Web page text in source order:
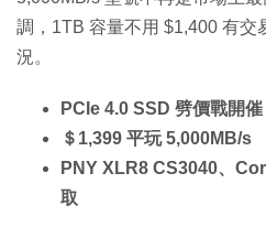
調，1TB 容量不用 $1,400 有交
況。
PCIe 4.0 SSD 劈價戰開催
＄1,399 平玩 5,000MB/s
PNY XLR8 CS3040、
取